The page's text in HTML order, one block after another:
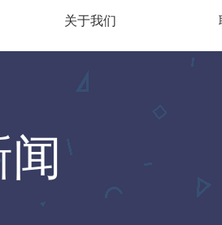
关于我们